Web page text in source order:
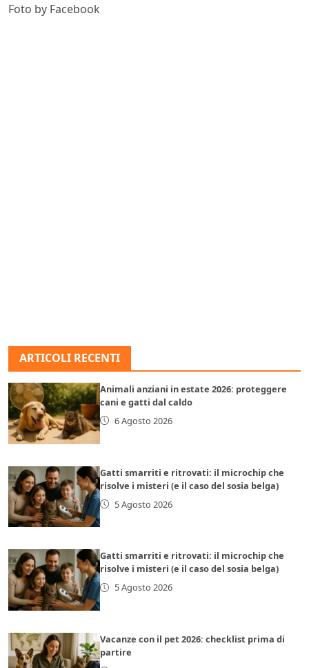
Foto by Facebook
ARTICOLI RECENTI
Animali anziani in estate 2026: proteggere
cani e gatti dal caldo
6 Agosto 2026
Gatti smarriti e ritrovati: il microchip che
risolve i misteri (e il caso del sosia belga)
5 Agosto 2026
Gatti smarriti e ritrovati: il microchip che
risolve i misteri (e il caso del sosia belga)
5 Agosto 2026
Vacanze con il pet 2026: checklist prima di
partire